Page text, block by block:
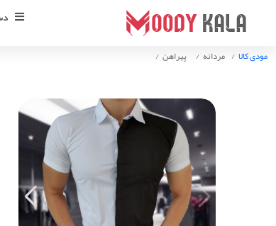
مودی کالا مردانه پیراهن